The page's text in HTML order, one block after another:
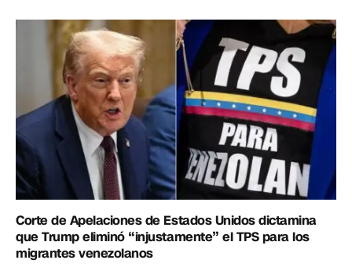
Corte de Apelaciones de Estados Unidos dictamina
que Trump eliminó “injustamente” el TPS para los
migrantes venezolanos